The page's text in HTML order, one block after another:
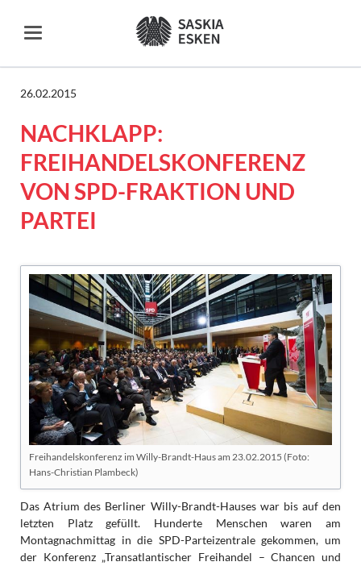
26.02.2015
NACHKLAPP:
FREIHANDELSKONFERENZ
VON SPD-FRAKTION UND
PARTEI
Freihandelskonferenz im Willy-Brandt-Haus am 23.02.2015 (Foto:
Hans-Christian Plambeck)
Das Atrium des Berliner Willy-Brandt-Hauses war bis auf den
letzten Platz gefüllt. Hunderte Menschen waren am
Montagnachmittag in die SPD-Parteizentrale gekommen, um
der Konferenz „Transatlantischer Freihandel – Chancen und